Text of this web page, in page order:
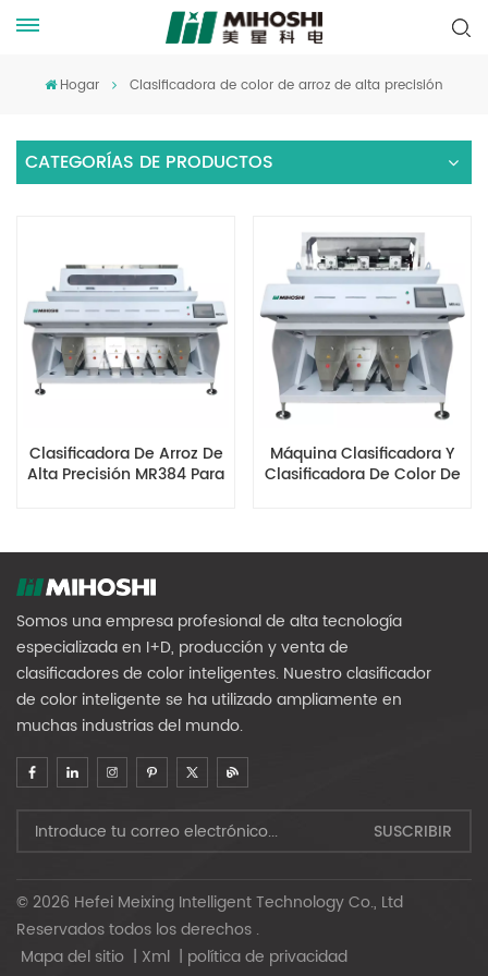
Hogar Clasificadora de color de arroz de alta precisión
CATEGORÍAS DE PRODUCTOS
Clasificadora De Arroz De
Alta Precisión MR384 Para
Máquina Clasificadora Y
Clasificadora De Color De
Somos una empresa profesional de alta tecnología
especializada en I+D, producción y venta de
clasificadores de color inteligentes. Nuestro clasificador
de color inteligente se ha utilizado ampliamente en
muchas industrias del mundo.
© 2026 Hefei Meixing Intelligent Technology Co., Ltd
Reservados todos los derechos .
Mapa del sitio | Xml | política de privacidad